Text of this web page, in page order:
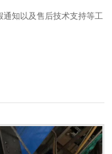
知以及售后技术支持等工